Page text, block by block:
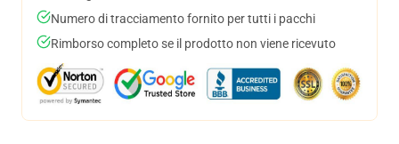
Numero di tracciamento fornito per tutti i pacchi
Rimborso completo se il prodotto non viene ricevuto